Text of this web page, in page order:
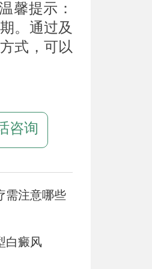
馨提示：
。通过及
式，可以
咨询
需注意哪些
白癜风